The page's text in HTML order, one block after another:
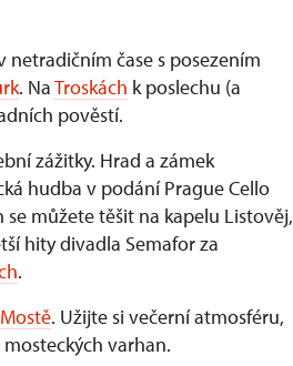
čase s posezením
. NaTroskách k poslechu (a
pověstí.
zážitky. Hrad a zámek
hudba v podání Prague Cello
se můžete těšit na kapelu Listověj,
hity divadla Semafor za
.
. Užijte si večerní atmosféru,
varhan.